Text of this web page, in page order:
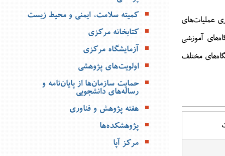
محیط زیستی با حضور رئیس دانشگاه کردستان، شهردار سنندج و شماری از دوستداران
شد.
عملیات‌های
آموزشی
مختلف
کمیته سلامت، ایمنی و محیط زیست
کتابخانه مرکزی
آزمایشگاه مرکزی
اولویت‌های پژوهشی
حمایت سازمان‌ها از پایان‌نامه‌ و
رساله‌های دانشجویی
هفته پژوهش و فناوری
پژوهشکده‌ها
مرکز آپا